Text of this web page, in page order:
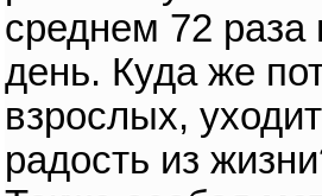
среднем 72 раза
день. Куда же
взрослых,
радость из